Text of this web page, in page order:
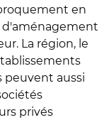
en
d'aménagement
La région, le
peuvent aussi
privés